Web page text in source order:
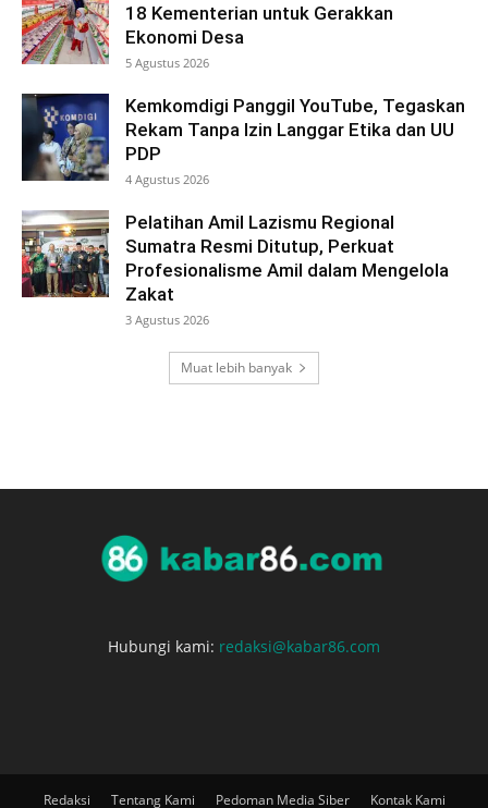
18 Kementerian untuk Gerakkan
Ekonomi Desa
5 Agustus 2026
Kemkomdigi Panggil YouTube, Tegaskan
Rekam Tanpa Izin Langgar Etika dan UU
PDP
4 Agustus 2026
Pelatihan Amil Lazismu Regional
Sumatra Resmi Ditutup, Perkuat
Profesionalisme Amil dalam Mengelola
Zakat
3 Agustus 2026
Muat lebih banyak
Hubungi kami: redaksi@kabar86.com
Redaksi Tentang Kami Pedoman Media Siber Kontak Kami